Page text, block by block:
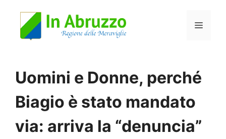
Menu
Uomini e Donne, perché
Biagio è stato mandato
via: arriva la “denuncia”